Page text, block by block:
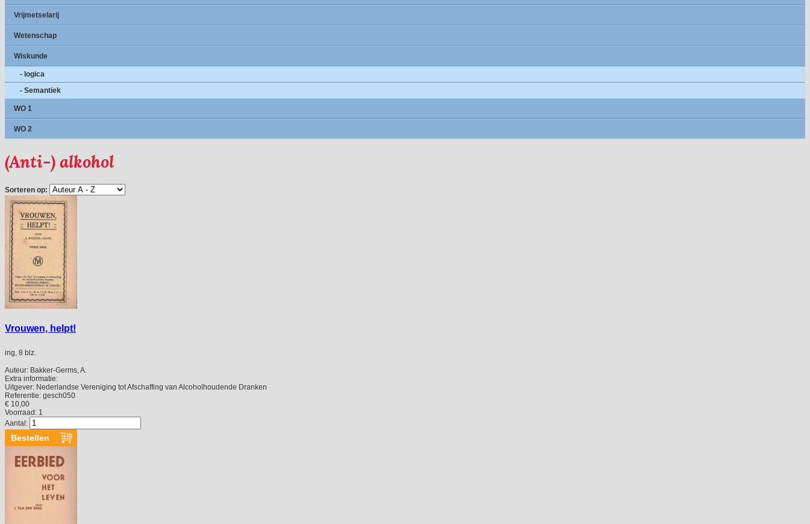
Vrijmetselarij
Wetenschap
Wiskunde
- logica
- Semantiek
WO 1
WO 2
(Anti-) alkohol
Sorteren op:
Vrouwen, helpt!
ing, 8 blz.
Auteur: Bakker-Germs, A.
Extra informatie:
Uitgever: Nederlandse Vereniging tot Afschaffing van Alcoholhoudende Dranken
Referentie: gesch050
€ 10,00
Voorraad: 1
Aantal: